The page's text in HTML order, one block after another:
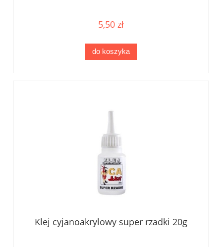
5,50 zł
do koszyka
Klej cyjanoakrylowy super rzadki 20g